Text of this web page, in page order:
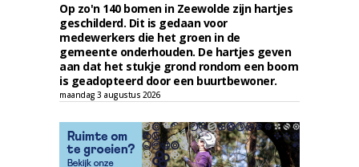
Op zo'n 140 bomen in Zeewolde zijn hartjes
geschilderd. Dit is gedaan voor
medewerkers die het groen in de
gemeente onderhouden. De hartjes geven
aan dat het stukje grond rondom een boom
is geadopteerd door een buurtbewoner.
maandag 3 augustus 2026